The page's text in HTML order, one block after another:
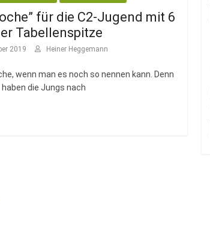
für die C2-Jugend mit 6
Tabellenspitze
2019 Heiner Heggemann
wenn man es noch so nennen kann. Denn
die Jungs nach